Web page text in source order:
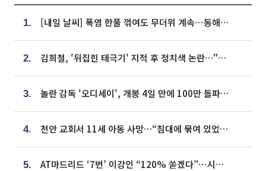
1. [내일 날씨] 폭염 한풀 꺾여도 무더위 계속⋯동해안 이틀 연속 비
2. 김희철, '뒤집힌 태극기' 지적 후 정치색 논란…"좌우 떠나 우리나라 국기"
3. 놀란 감독 '오디세이', 개봉 4일 만에 100만 돌파⋯'왕사남' 보다 빠르다
4. 천안 교회서 11세 아동 사망…“침대에 묶여 있었다” 진술 확보
5. AT마드리드 ‘7번’ 이강인 “120% 쏟겠다”⋯시메오네 감독 “필요한 선수”